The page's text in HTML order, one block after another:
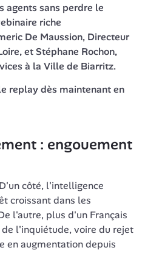
agents sans perdre le
riche
De Maussion, Directeur
et Stéphane Rochon,
à la Ville de Biarritz.
replay dès maintenant en
: engouement
côté, l'intelligence
croissant dans les
l'autre, plus d'un Français
l'inquiétude, voire du rejet
en augmentation depuis